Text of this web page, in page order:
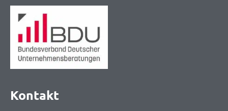
Kontakt